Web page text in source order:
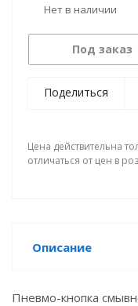
Нет в наличии
Под заказ
Поделиться
Цена действительна
отличаться от цен в
Описание
Пневмо-кнопка